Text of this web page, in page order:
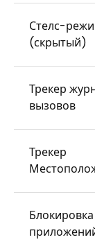
Стелс-
(скрытый)
Трекер
вызовов
Трекер
Блокировка